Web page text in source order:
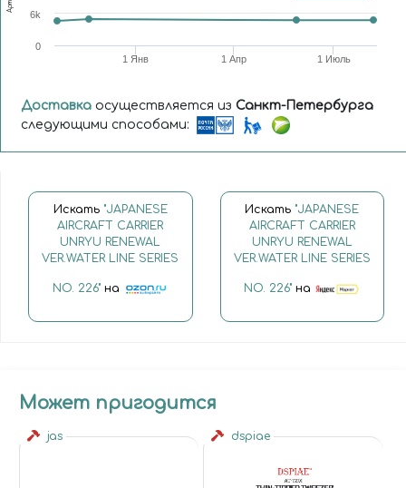
Арт.
1 Янв 1 Апр 1 Июль
0
6k
Доставка осуществляется из Санкт-Петербурга
следующими способами:
Искать "JAPANESE
AIRCRAFT CARRIER
UNRYU RENEWAL
VER.WATER LINE SERIES
NO. 226"на
Искать "JAPANESE
AIRCRAFT CARRIER
UNRYU RENEWAL
VER.WATER LINE SERIES
NO. 226" на
Может пригодится
jas dspiae